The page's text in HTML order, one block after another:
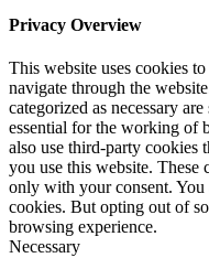
Privacy Overview
This website uses cookies
navigate through the
categorized as necessary
essential for the working of
also use third-party cookies
you use this website.
only with your consent. You
cookies. But opting out of
browsing experience.
Necessary